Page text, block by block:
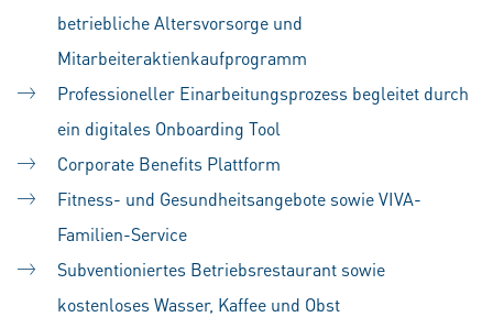
betriebliche Altersvorsorge und
Mitarbeiteraktienkaufprogramm
Professioneller Einarbeitungsprozess begleitet durch
ein digitales Onboarding Tool
Corporate Benefits Plattform
Fitness- und Gesundheitsangebote sowie VIVA-
Familien-Service
Subventioniertes Betriebsrestaurant sowie
kostenloses Wasser, Kaffee und Obst